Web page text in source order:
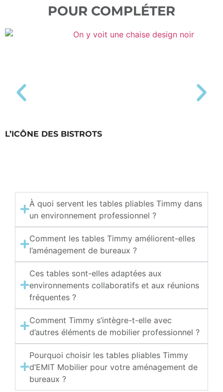
POUR COMPLÉTER
L’ICÔNE DES BISTROTS
À quoi servent les tables pliables Timmy dans
un environnement professionnel ?
Comment les tables Timmy améliorent-elles
l’aménagement de bureaux ?
Ces tables sont-elles adaptées aux
environnements collaboratifs et aux réunions
fréquentes ?
Comment Timmy s’intègre-t-elle avec
d’autres éléments de mobilier professionnel ?
Pourquoi choisir les tables pliables Timmy
d’EMIT Mobilier pour votre aménagement de
bureaux ?